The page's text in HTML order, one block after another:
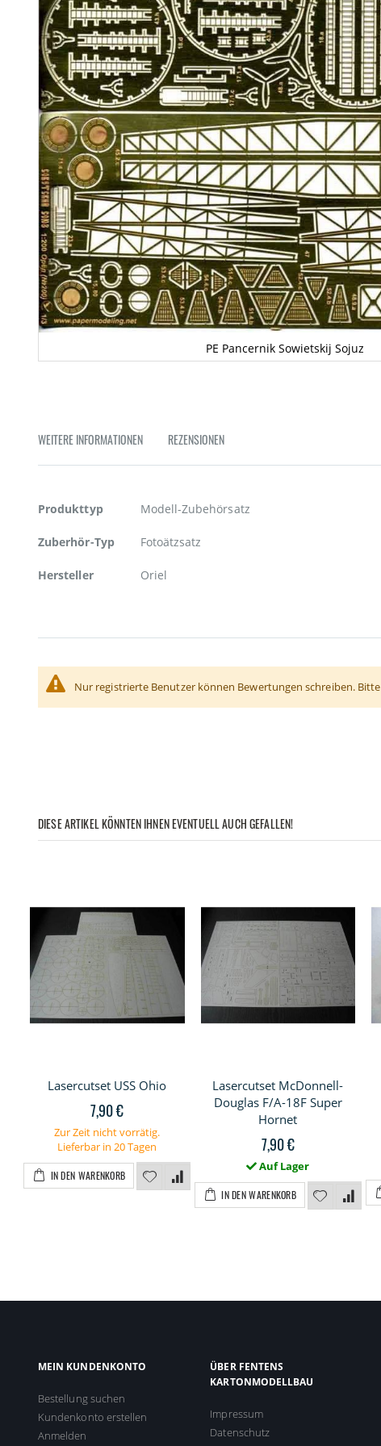
PE Pancernik Sowietskij Sojuz
WEITERE INFORMATIONEN REZENSIONEN
Weitere
Produkttyp Modell-Zubehörsatz
Zuberhör-Typ Fotoätzsatz
Hersteller Oriel
Nur registrierte Benutzer können Bewertungen schreiben. Bitte
DIESE ARTIKEL KÖNNTEN IHNEN EVENTUELL AUCH GEFALLEN!
Lasercutset USS Ohio
7,90 €
Zur Zeit nicht vorrätig.
Lieferbar in 20 Tagen
IN DEN WARENKORB
Lasercutset McDonnell-
Douglas F/A-18F Super
Hornet
7,90 €
Auf Lager
IN DEN WARENKORB
MEIN KUNDENKONTO
Bestellung suchen
Kundenkonto erstellen
Anmelden
ÜBER FENTENS
KARTONMODELLBAU
Impressum
Datenschutz